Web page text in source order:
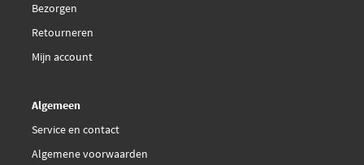
Bezorgen
Retourneren
Mijn account
Algemeen
Service en contact
Algemene voorwaarden